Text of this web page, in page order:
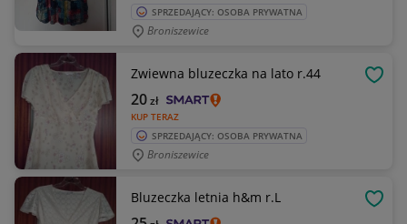
SPRZEDAJĄCY: OSOBA PRYWATNA
Broniszewice
Zwiewna bluzeczka na lato r.44
KUP TERAZ
20zł
SPRZEDAJĄCY: OSOBA PRYWATNA
Broniszewice
Bluzeczka letnia h&m r.L